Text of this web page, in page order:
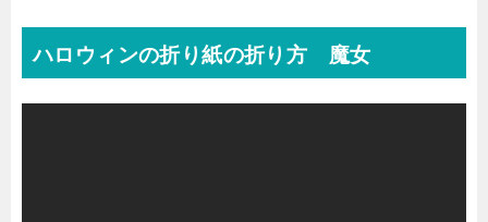
ハロウィンの折り紙の折り方 魔女